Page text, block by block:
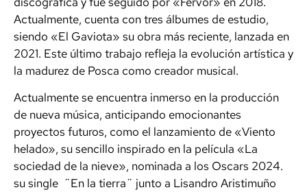
Actualmente, cuenta con tres álbumes de estudio,
siendo «El Gaviota» su obra más reciente, lanzada en
2021. Este último trabajo refleja la evolución artística y
la madurez de Posca como creador musical.
Actualmente se encuentra inmerso en la producción
de nueva música, anticipando emocionantes
proyectos futuros, como el lanzamiento de «Viento
helado», su sencillo inspirado en la película «La
sociedad de la nieve», nominada a los Oscars 2024.
su single ¨En la tierra¨ junto a Lisandro Aristimuño